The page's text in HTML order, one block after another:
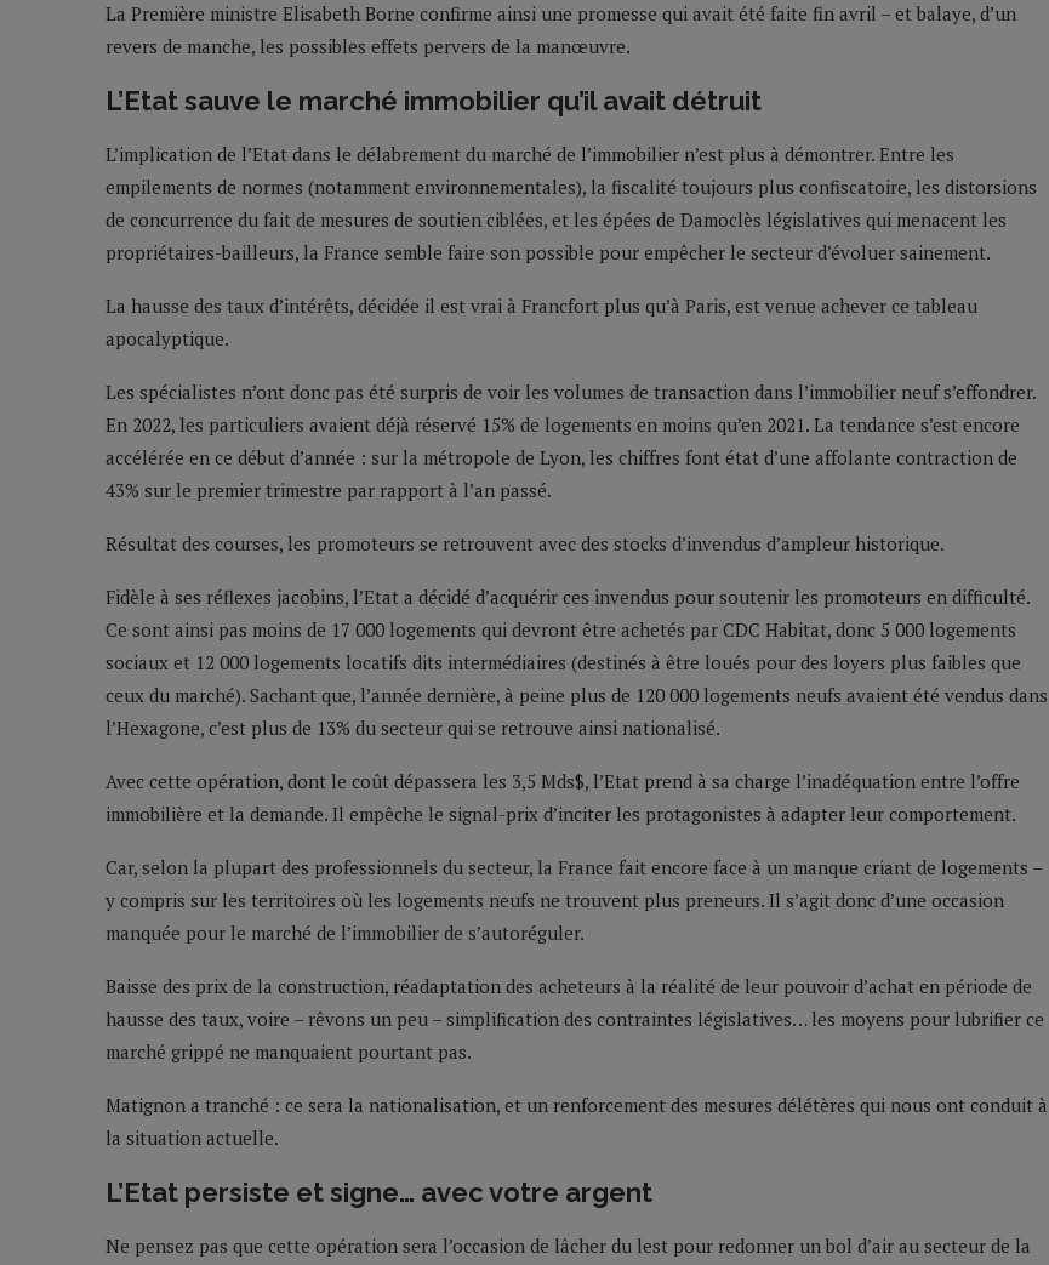
La Première ministre Elisabeth Borne confirme ainsi une promesse qui avait été faite fin avril – et balaye, d’un
revers de manche, les possibles effets pervers de la manœuvre.
L’Etat sauve le marché immobilier qu’il avait détruit
L’implication de l’Etat dans le délabrement du marché de l’immobilier n’est plus à démontrer. Entre les
empilements de normes (notamment environnementales), la fiscalité toujours plus confiscatoire, les distorsions
de concurrence du fait de mesures de soutien ciblées, et les épées de Damoclès législatives qui menacent les
propriétaires-bailleurs, la France semble faire son possible pour empêcher le secteur d’évoluer sainement.
La hausse des taux d’intérêts, décidée il est vrai à Francfort plus qu’à Paris, est venue achever ce tableau
apocalyptique.
Les spécialistes n’ont donc pas été surpris de voir les volumes de transaction dans l’immobilier neuf s’effondrer.
En 2022, les particuliers avaient déjà réservé 15% de logements en moins qu’en 2021. La tendance s’est encore
accélérée en ce début d’année : sur la métropole de Lyon, les chiffres font état d’une affolante contraction de
43% sur le premier trimestre par rapport à l’an passé.
Résultat des courses, les promoteurs se retrouvent avec des stocks d’invendus d’ampleur historique.
Fidèle à ses réflexes jacobins, l’Etat a décidé d’acquérir ces invendus pour soutenir les promoteurs en difficulté.
Ce sont ainsi pas moins de 17 000 logements qui devront être achetés par CDC Habitat, donc 5 000 logements
sociaux et 12 000 logements locatifs dits intermédiaires (destinés à être loués pour des loyers plus faibles que
ceux du marché). Sachant que, l’année dernière, à peine plus de 120 000 logements neufs avaient été vendus dans
l’Hexagone, c’est plus de 13% du secteur qui se retrouve ainsi nationalisé.
Avec cette opération, dont le coût dépassera les 3,5 Mds$, l’Etat prend à sa charge l’inadéquation entre l’offre
immobilière et la demande. Il empêche le signal-prix d’inciter les protagonistes à adapter leur comportement.
Car, selon la plupart des professionnels du secteur, la France fait encore face à un manque criant de logements –
y compris sur les territoires où les logements neufs ne trouvent plus preneurs. Il s’agit donc d’une occasion
manquée pour le marché de l’immobilier de s’autoréguler.
Baisse des prix de la construction, réadaptation des acheteurs à la réalité de leur pouvoir d’achat en période de
hausse des taux, voire – rêvons un peu – simplification des contraintes législatives… les moyens pour lubrifier ce
marché grippé ne manquaient pourtant pas.
Matignon a tranché : ce sera la nationalisation, et un renforcement des mesures délétères qui nous ont conduit à
la situation actuelle.
L’Etat persiste et signe… avec votre argent
Ne pensez pas que cette opération sera l’occasion de lâcher du lest pour redonner un bol d’air au secteur de la